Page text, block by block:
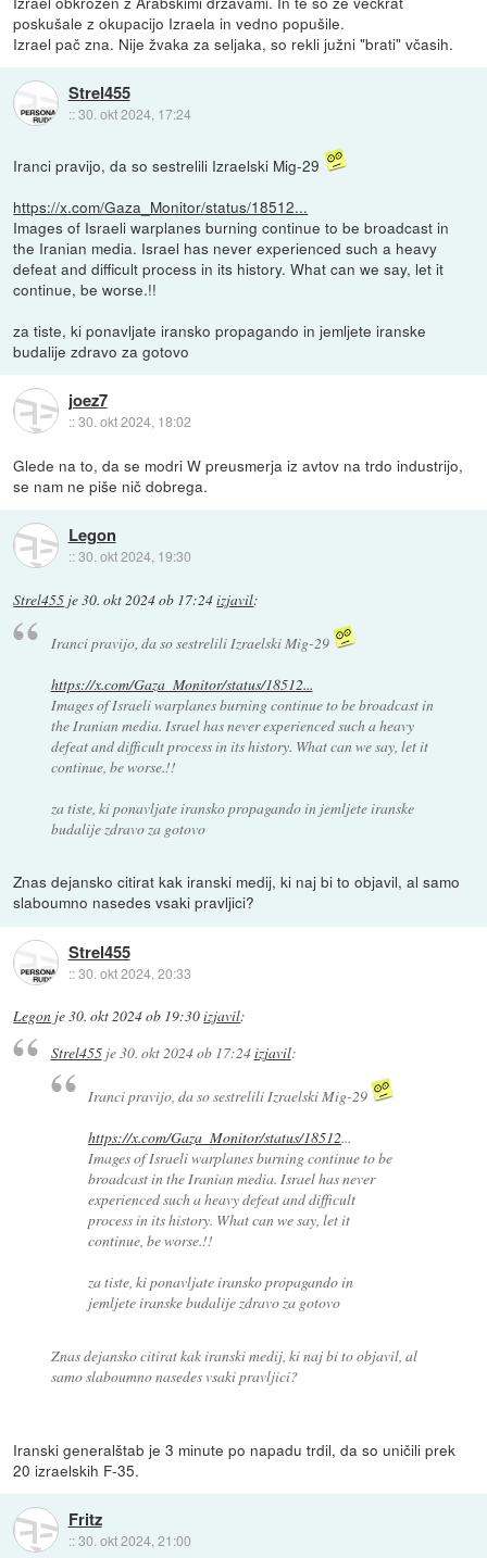
poskušale z okupacijo Izraela in vedno popušile.
Izrael pač zna. Nije žvaka za seljaka, so rekli južni "brati" včasih.
Strel455
::30. okt 2024, 17:24
Iranci pravijo, da so sestrelili Izraelski Mig-29
https://x.com/Gaza_Monitor/status/18512...
Images of Israeli warplanes burning continue to be broadcast in
the Iranian media. Israel has never experienced such a heavy
defeat and difficult process in its history. What can we say, let it
continue, be worse.!!
za tiste, ki ponavljate iransko propagando in jemljete iranske
budalije zdravo za gotovo
joez7
::30. okt 2024, 18:02
Glede na to, da se modri W preusmerja iz avtov na trdo industrijo,
se nam ne piše nič dobrega.
Legon
::30. okt 2024, 19:30
Strel455 je30. okt 2024 ob 17:24izjavil:
Iranci pravijo, da so sestrelili Izraelski Mig-29
https://x.com/Gaza_Monitor/status/18512...
Images of Israeli warplanes burning continue to be broadcast in
the Iranian media. Israel has never experienced such a heavy
defeat and difficult process in its history. What can we say, let it
continue, be worse.!!
za tiste, ki ponavljate iransko propagando in jemljete iranske
budalije zdravo za gotovo
Znas dejansko citirat kak iranski medij, ki naj bi to objavil, al samo
slaboumno nasedes vsaki pravljici?
Strel455
::30. okt 2024, 20:33
Legon je30. okt 2024 ob 19:30izjavil:
Strel455je30. okt 2024 ob 17:24izjavil:
Iranci pravijo, da so sestrelili Izraelski Mig-29
https://x.com/Gaza_Monitor/status/18512...
Images of Israeli warplanes burning continue to be
broadcast in the Iranian media. Israel has never
experienced such a heavy defeat and difficult
process in its history. What can we say, let it
continue, be worse.!!
za tiste, ki ponavljate iransko propagando in
jemljete iranske budalije zdravo za gotovo
Znas dejansko citirat kak iranski medij, ki naj bi to objavil, al
samo slaboumno nasedes vsaki pravljici?
Iranski generalštab je 3 minute po napadu trdil, da so uničili prek
20 izraelskih F-35.
Fritz
::30. okt 2024, 21:00